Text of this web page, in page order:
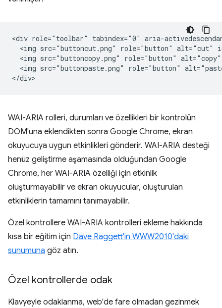
<div role="toolbar" tabindex="0" aria-
<img src="buttoncut.png" role="button" alt="cut"
<img src="buttoncopy.png" role="button"
<img src="buttonpaste.png" role="button"
WAI-ARIA rolleri, durumları ve özellikleri bir kontrolün
DOM'una eklendikten sonra Google Chrome, ekran
okuyucuya uygun etkinlikleri gönderir. WAI-ARIA desteği
henüz geliştirme aşamasında olduğundan Google
Chrome, her WAI-ARIA özelliği için etkinlik
oluşturmayabilir ve ekran okuyucular, oluşturulan
etkinliklerin tamamını tanımayabilir.
Özel kontrollere WAI-ARIA kontrolleri ekleme hakkında
kısa bir eğitim için Dave Raggett'in WWW2010'daki
sunumuna göz atın.
Özel kontrollerde odak
Klavyeyle odaklanma, web'de fare olmadan gezinmek